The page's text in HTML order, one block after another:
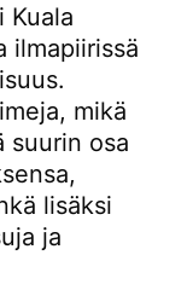
Kuala
ilmapiirissä
mikä
suurin osa
lisäksi
ja